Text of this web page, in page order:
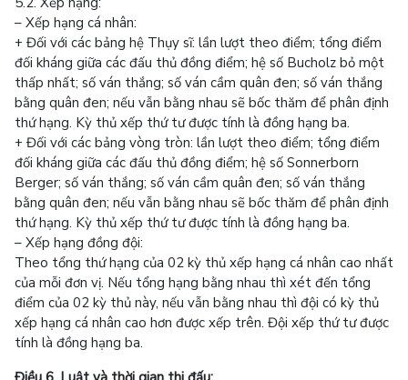
– Xếp hạng cá nhân:
+ Đối với các bảng hệ Thụy sĩ: lần lượt theo điểm; tổng điểm
đối kháng giữa các đấu thủ đồng điểm; hệ số Bucholz bỏ một
thấp nhất; số ván thắng; số ván cầm quân đen; số ván thắng
bằng quân đen; nếu vẫn bằng nhau sẽ bốc thăm để phân định
thứ hạng. Kỳ thủ xếp thứ tư được tính là đồng hạng ba.
+ Đối với các bảng vòng tròn: lần lượt theo điểm; tổng điểm
đối kháng giữa các đấu thủ đồng điểm; hệ số Sonnerborn
Berger; số ván thắng; số ván cầm quân đen; số ván thắng
bằng quân đen; nếu vẫn bằng nhau sẽ bốc thăm để phân định
thứ hạng. Kỳ thủ xếp thứ tư được tính là đồng hạng ba.
– Xếp hạng đồng đội:
Theo tổng thứ hạng của 02 kỳ thủ xếp hạng cá nhân cao nhất
của mỗi đơn vị. Nếu tổng hạng bằng nhau thì xét đến tổng
điểm của 02 kỳ thủ này, nếu vẫn bằng nhau thì đội có kỳ thủ
xếp hạng cá nhân cao hơn được xếp trên. Đội xếp thứ tư được
tính là đồng hạng ba.